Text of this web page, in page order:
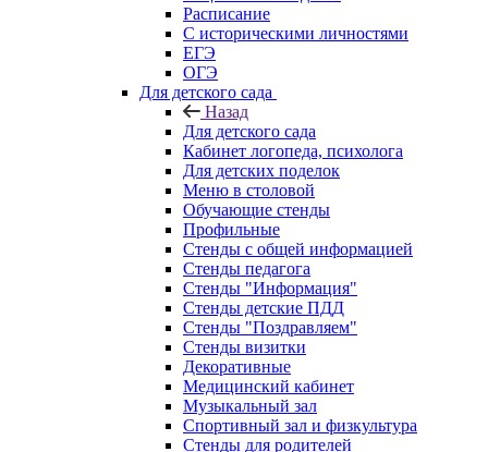
Расписание
С историческими личностями
ЕГЭ
ОГЭ
Для детского сада
Назад
Для детского сада
Кабинет логопеда, психолога
Для детских поделок
Меню в столовой
Обучающие стенды
Профильные
Стенды с общей информацией
Стенды педагога
Стенды "Информация"
Стенды детские ПДД
Стенды "Поздравляем"
Стенды визитки
Декоративные
Медицинский кабинет
Музыкальный зал
Спортивный зал и физкультура
Стенды для родителей